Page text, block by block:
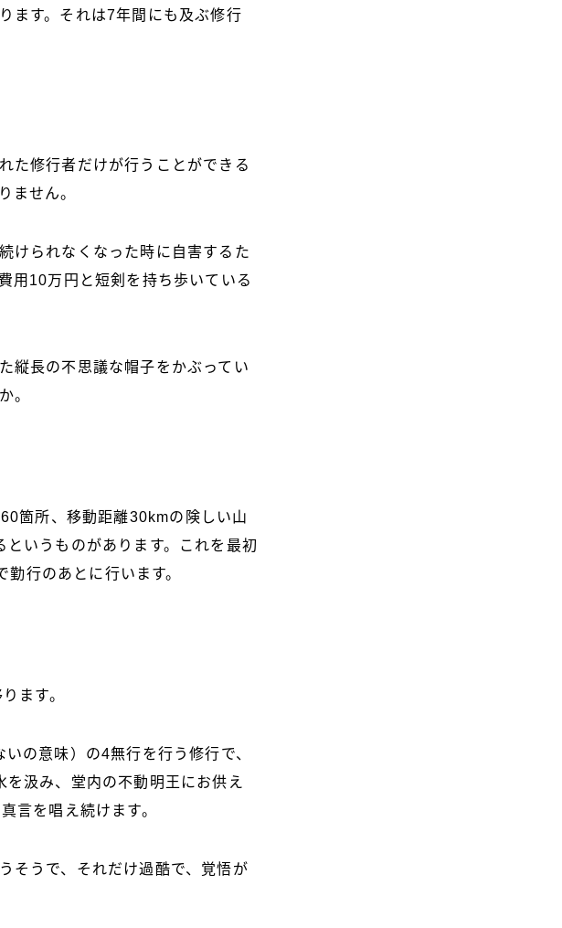
ます。それは7年間にも及ぶ修行
た修行者だけが行うことができる
ません。
けられなくなった時に自害するた
用10万円と短剣を持ち歩いている
縦長の不思議な帽子をかぶってい
。
箇所、移動距離30kmの険しい山
いうものがあります。これを最初
行のあとに行います。
ます。
の意味）の4無行を行う修行で、
汲み、堂内の不動明王にお供え
言を唱え続けます。
そうで、それだけ過酷で、覚悟が